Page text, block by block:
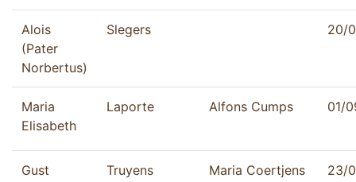
Alois
(Pater
Norbertus)
Slegers 20/
Maria
Elisabeth
Laporte Alfons Cumps 01/
Gust Truyens Maria Coertjens 23/